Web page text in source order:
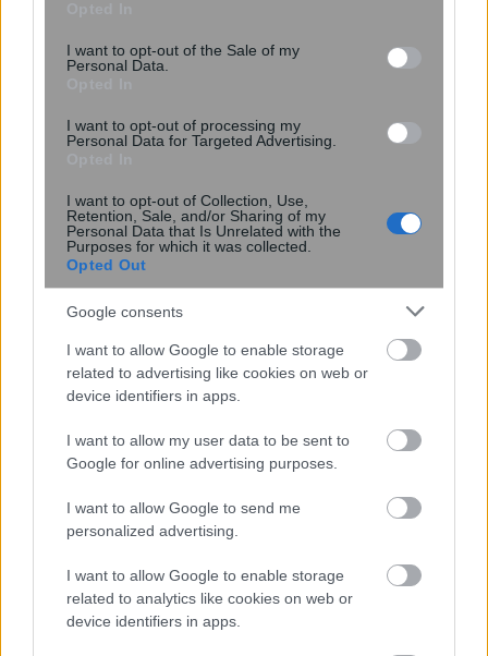
consent section.
I want to opt-out of the Sale of my
Personal Data.
I want to opt-out of processing my
Personal Data for Targeted Advertising.
I want to opt-out of Collection, Use,
Retention, Sale, and/or Sharing of my
Personal Data that Is Unrelated with the
Purposes for which it was collected.
Opted Out
Google consents
I want to allow Google to enable storage
related to advertising like cookies on web or
device identifiers in apps.
I want to allow my user data to be sent to
Google for online advertising purposes.
I want to allow Google to send me
personalized advertising.
I want to allow Google to enable storage
related to analytics like cookies on web or
device identifiers in apps.
Το Google Assistant αποσύρεται από
Μικροσκοπικό σύστημα λέιζερ
ανοίγει τον δρόμο για πειράματα
θεμελιώδους φυσικής στο διάστημα
περισσότερα